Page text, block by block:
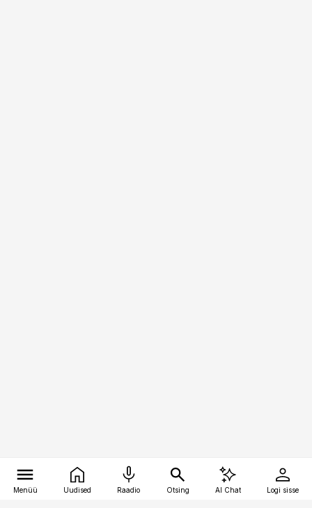
Menüü Uudised Raadio Otsing AI Chat Logi sisse